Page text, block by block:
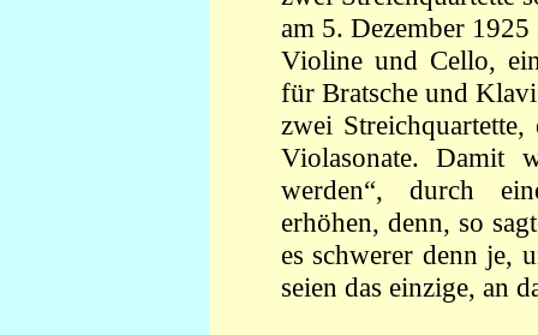
am 5. Dezember
Violine und Cello,
für Bratsche und
zwei
Violasonate. Damit
werden“, durch
erhöhen, denn, so
es schwerer denn je,
seien das einzige, an